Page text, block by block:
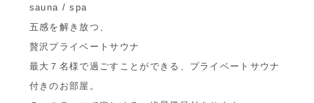
sauna / spa
五感を解き放つ、
贅沢プライベートサウナ
最大７名様で過ごすことができる、プライベートサウナ
付きのお部屋。